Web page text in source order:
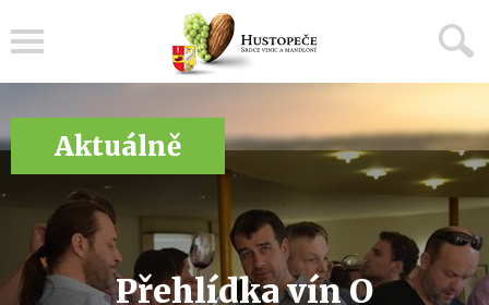
Aktuálně
Přehlídka vín O